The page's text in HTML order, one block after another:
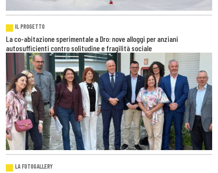
IL PROGETTO
La co-abitazione sperimentale a Dro: nove alloggi per anziani
autosufficienti contro solitudine e fragilità sociale
LA FOTOGALLERY